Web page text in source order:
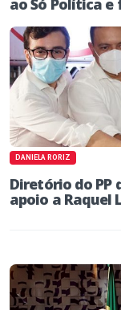
ao Só Política e
DANIELA RORIZ
Diretório do PP
apoio a Raquel